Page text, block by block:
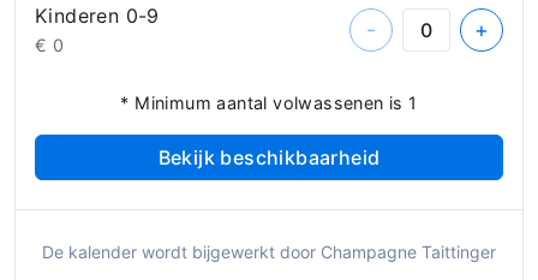
Kinderen 0-9
€ 0
- +
* Minimum aantal volwassenen is 1
Bekijk beschikbaarheid
De kalender wordt bijgewerkt door Champagne Taittinger